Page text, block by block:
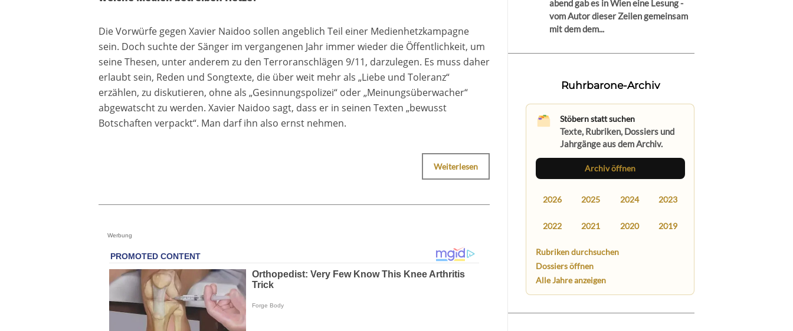
Die Vorwürfe gegen Xavier Naidoo sollen angeblich Teil einer Medienhetzkampagne
sein. Doch suchte der Sänger im vergangenen Jahr immer wieder die Öffentlichkeit, um
seine Thesen, unter anderem zu den Terroranschlägen 9/11, darzulegen. Es muss daher
erlaubt sein, Reden und Songtexte, die über weit mehr als „Liebe und Toleranz“
erzählen, zu diskutieren, ohne als „Gesinnungspolizei“ oder „Meinungsüberwacher“
abgewatscht zu werden. Xavier Naidoo sagt, dass er in seinen Texten „bewusst
Botschaften verpackt“. Man darf ihn also ernst nehmen.
Weiterlesen
Werbung
abend gab es in Wien eine Lesung -
vom Autor dieser Zeilen gemeinsam
mit dem dem...
Ruhrbarone-Archiv
Stöbern statt suchen
Texte, Rubriken, Dossiers und
Jahrgänge aus dem Archiv.
Archiv öffnen
2026 2025 2024 2023
2022 2021 2020 2019
Rubriken durchsuchen
Dossiers öffnen
Alle Jahre anzeigen